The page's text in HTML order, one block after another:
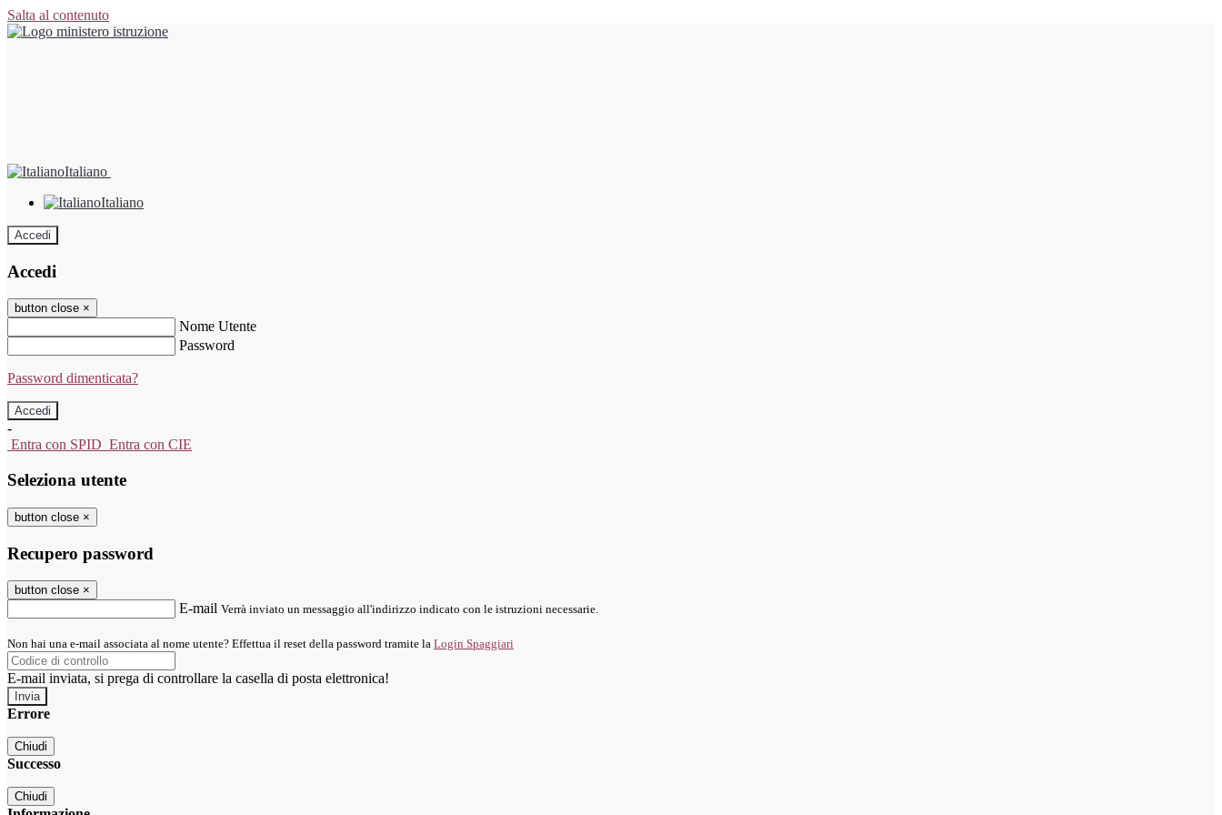
Salta al contenuto
Italiano
Italiano
Accedi
Accedi
button close ×
Nome Utente
Password
Password dimenticata?
-
Entra con SPID Entra con CIE
Seleziona utente
button close ×
Recupero password
button close ×
E-mail Verrà inviato un messaggio all'indirizzo indicato con le istruzioni necessarie.
Non hai una e-mail associata al nome utente? Effettua il reset della password tramite la Login Spaggiari
E-mail inviata, si prega di controllare la casella di posta elettronica!
Errore
Chiudi
Successo
Chiudi